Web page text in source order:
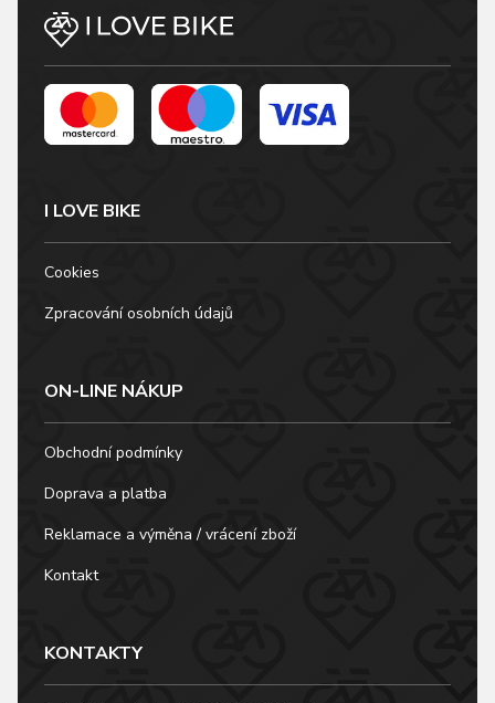
I LOVE BIKE
Cookies
Zpracování osobních údajů
ON-LINE NÁKUP
Obchodní podmínky
Doprava a platba
Reklamace a výměna / vrácení zboží
Kontakt
KONTAKTY